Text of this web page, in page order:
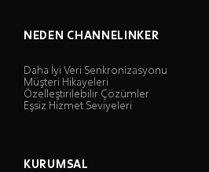
NEDEN CHANNELINKER
Daha İyi Veri Senkronizasyonu
Müşteri Hikayeleri
Özelleştirilebilir Çözümler
Eşsiz Hizmet Seviyeleri
KURUMSAL